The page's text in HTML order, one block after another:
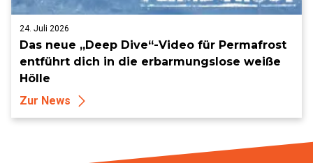
24. Juli 2026
Das neue „Deep Dive“-Video für Permafrost
entführt dich in die erbarmungslose weiße
Hölle
Zur News